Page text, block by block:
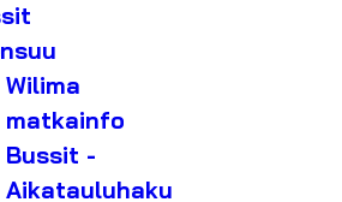
Wilima
matkainfo
Bussit -
Aikatauluhaku